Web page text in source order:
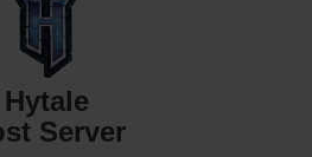
Hytale
Server